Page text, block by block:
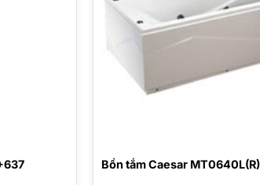
Bồn tắm Caesar MT0640L(R)